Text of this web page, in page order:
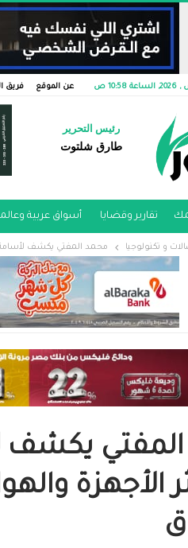
عن الموقع فريق
رئيس التحرير
طارق شلتوت
تقارير وقضايا ​ أسواق عربية
و تكنولوجيا محمد المفتي يكشف لأسامة
يكشف
الأجهزة